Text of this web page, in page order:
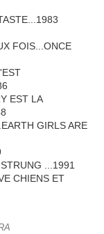
FOIS...ONCE
EST LA
GIRLS ARE
...1991
CHIENS ET